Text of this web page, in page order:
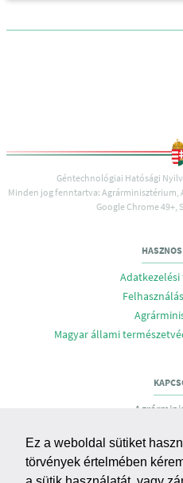
Ez a weboldal sütiket
törvények értelmében
Géntechnológiai Hatósági
Minden jog fenntartva: Agrárminisztérium,
Google Chrome 49+,
Magyar állami
Cím: H-1055 Budapest,
E-mail: